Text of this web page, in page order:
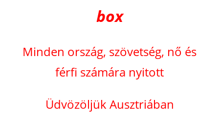
box
Minden ország, szövetség, nő és
férfi számára nyitott
Üdvözöljük Ausztriában